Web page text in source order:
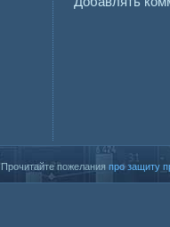
Прочитайте пожелания про защиту